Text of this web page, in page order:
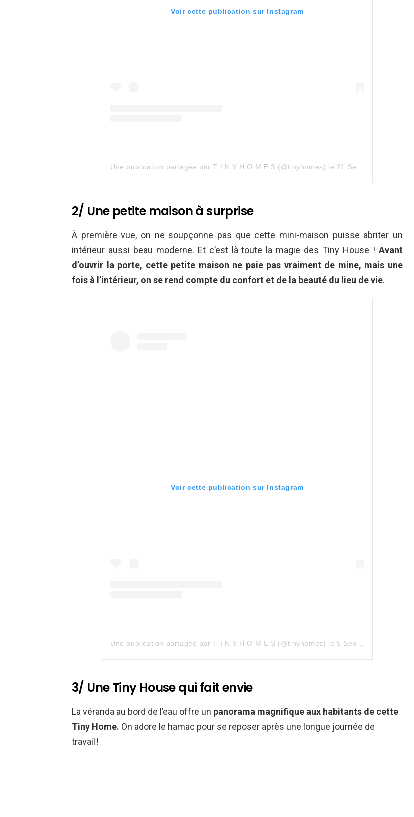
Voir cette publication sur Instagram
Une publication partagée par T I N Y H O M E S (@tinyhomes) le 21 Sept. 2020 à 9 :20 PDT
2/ Une petite maison à surprise
À première vue, on ne soupçonne pas que cette mini-maison puisse abriter un
intérieur aussi beau moderne. Et c’est là toute la magie des Tiny House ! Avant
d’ouvrir la porte, cette petite maison ne paie pas vraiment de mine, mais une
fois à l’intérieur, on se rend compte du confort et de la beauté du lieu de vie.
Voir cette publication sur Instagram
Une publication partagée par T I N Y H O M E S (@tinyhomes) le 5 Sept. 2020 à 9 :34 PDT
3/ Une Tiny House qui fait envie
La véranda au bord de l’eau offre un panorama magnifique aux habitants de cette
Tiny Home. On adore le hamac pour se reposer après une longue journée de
travail !